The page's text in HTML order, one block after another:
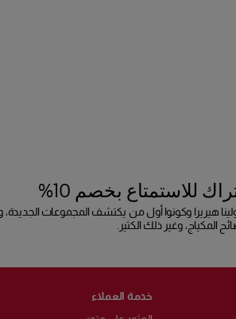
للاستمتاع بخصم 10%
هيريرا وكونوا أول من يكتشف المجموعات الجديدة،
المكياج، وغير ذلك الكثير.
خدمة العملاء